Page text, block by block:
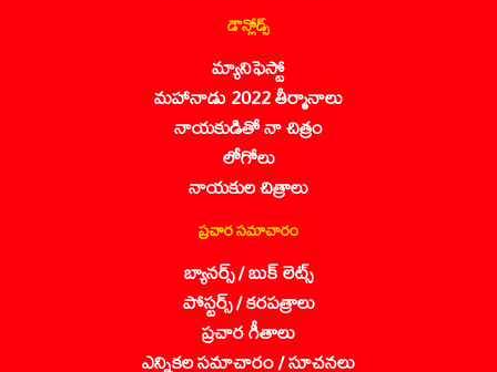
డౌన్లోడ్స్
మ్యానిఫెస్టో
మహానాడు 2022 తీర్మానాలు
నాయకుడితో నా చిత్రం
లోగోలు
నాయకుల చిత్రాలు
ప్రచార సమాచారం
బ్యానర్స్ / బుక్ లెట్స్
పోస్టర్స్ / కరపత్రాలు
ప్రచార గీతాలు
ఎన్నికల సమాచారం / సూచనలు